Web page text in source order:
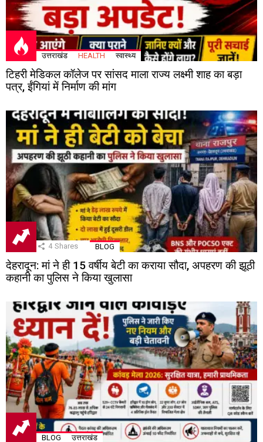
उत्तराखंड HEALTH स्वास्थ्य
टिहरी मेडिकल कॉलेज पर सांसद माला राज्य लक्ष्मी शाह का बड़ा
पत्र, ईंगियां में निर्माण की मांग
4 Shares BLOG
देहरादून: मां ने ही 15 वर्षीय बेटी का कराया सौदा, अपहरण की झूठी
कहानी का पुलिस ने किया खुलासा
BLOG उत्तराखंड